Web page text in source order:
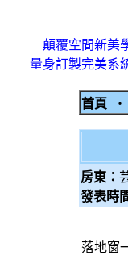
顛覆空間新美
量身訂製完美系
首頁 ‧
房東：
發表時
落地窗